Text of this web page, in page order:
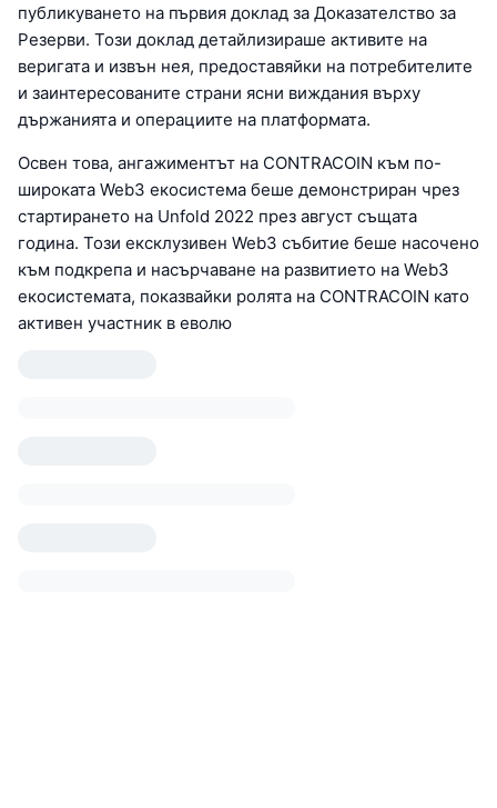
публикуването на първия доклад за Доказателство за
Резерви. Този доклад детайлизираше активите на
веригата и извън нея, предоставяйки на потребителите
и заинтересованите страни ясни виждания върху
държанията и операциите на платформата.
Освен това, ангажиментът на CONTRACOIN към по-
широката Web3 екосистема беше демонстриран чрез
стартирането на Unfold 2022 през август същата
година. Този ексклузивен Web3 събитие беше насочено
към подкрепа и насърчаване на развитието на Web3
екосистемата, показвайки ролята на CONTRACOIN като
активен участник в еволю